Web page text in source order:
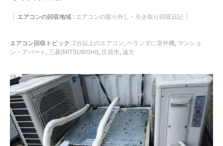
エアコンの回収地域 : エアコンの取り外し・引き取り回収日記
エアコン回収トピック: 2台以上のエアコン ベランダに室外機 マンショ
ン・アパート
三菱(MITSUBISHI) 庄原市 遠方